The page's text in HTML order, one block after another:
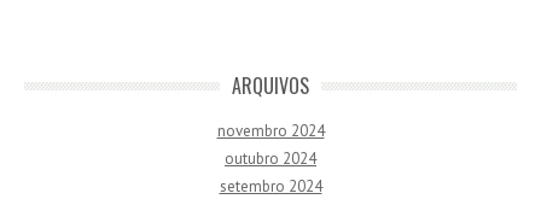
ARQUIVOS
novembro 2024
outubro 2024
setembro 2024